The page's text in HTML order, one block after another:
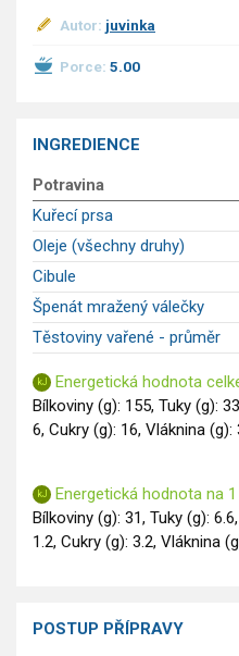
Dezerty
Nápoje
GLP-1 recepty
Autor: juvinka
Porce: 5.00
INGREDIENCE
Potravina
Kuřecí prsa
Oleje (všechny druhy)
Cibule
Špenát mražený válečky
Těstoviny vařené - průměr
Energetická hodnota
Bílkoviny (g): 155, Tuky (g):
6, Cukry (g): 16, Vláknina (g):
Energetická hodnota na
Bílkoviny (g): 31, Tuky (g):
1.2, Cukry (g): 3.2, Vláknina
POSTUP PŘÍPRAVY